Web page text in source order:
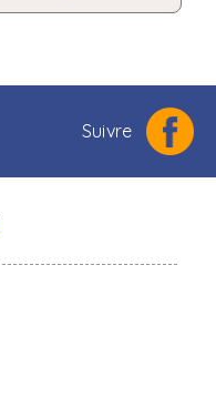
Suivre